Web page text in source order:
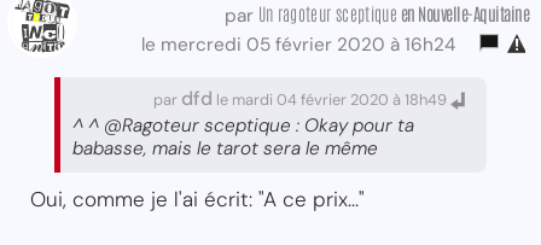
par Un ragoteur sceptique en Nouvelle-Aquitaine
le mercredi 05 février 2020 à 16h24
par dfd le mardi 04 février 2020 à 18h49
^ ^ @Ragoteur sceptique : Okay pour ta
babasse, mais le tarot sera le même
Oui, comme je l'ai écrit: "A ce prix..."